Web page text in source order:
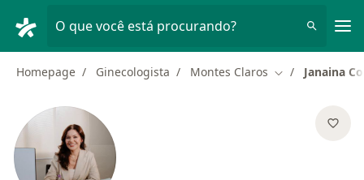
O que você está procurando?
Homepage Ginecologista Montes Claros Mudar deJanaina